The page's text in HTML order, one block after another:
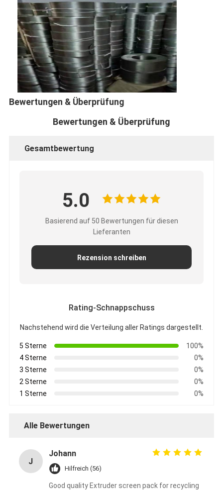
Fabrik Tour
Qualitätskontrolle
Kontakt
Nachrichten
Jetzt Chatten
Drahtseil-Masche
Gestricktes Drahtgeflecht
Metallmaschenzaun
Bienenstocknetz
Bewertungen & Überprüfung
Bewertungen & Überprüfung
Gesamtbewertung
5.0
Basierend auf 50 Bewertungen für diesen
Lieferanten
Rezension schreiben
Rating-Schnappschuss
Nachstehend wird die Verteilung aller Ratings dargestellt.
5 Sterne
100%
4 Sterne
0%
3 Sterne
0%
2 Sterne
0%
1 Sterne
0%
Alle Bewertungen
J
Johann
Hilfreich (56)
Good quality Extruder screen pack for recycling